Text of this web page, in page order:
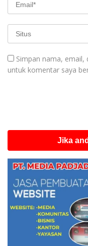
Simpan nama, email,
untuk komentar saya
Jika anda